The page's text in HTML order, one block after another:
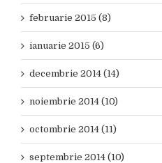
februarie 2015 (8)
ianuarie 2015 (6)
decembrie 2014 (14)
noiembrie 2014 (10)
octombrie 2014 (11)
septembrie 2014 (10)